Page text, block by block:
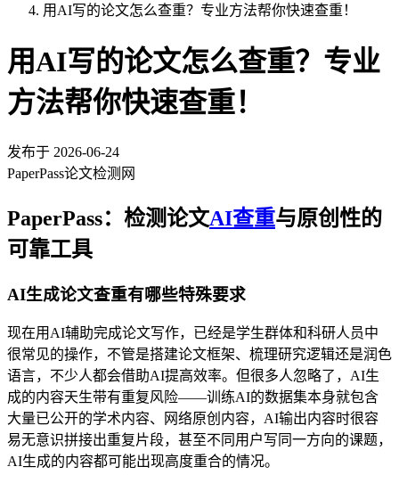
用AI写的论文怎么查重？专业方法帮你快速查重！
用AI写的论文怎么查重？专业
方法帮你快速查重！
发布于 2026-06-24
PaperPass论文检测网
PaperPass：检测论文AI查重与原创性的
可靠工具
AI生成论文查重有哪些特殊要求
现在用AI辅助完成论文写作，已经是学生群体和科研人员中
很常见的操作，不管是搭建论文框架、梳理研究逻辑还是润色
语言，不少人都会借助AI提高效率。但很多人忽略了，AI生
成的内容天生带有重复风险——训练AI的数据集本身就包含
大量已公开的学术内容、网络原创内容，AI输出内容时很容
易无意识拼接出重复片段，甚至不同用户写同一方向的课题，
AI生成的内容都可能出现高度重合的情况。